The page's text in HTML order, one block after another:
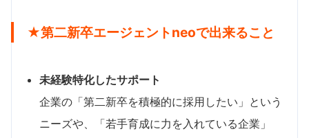
★第二新卒エージェントneoで出来ること
未経験特化したサポート
企業の「第二新卒を積極的に採用したい」という
ニーズや、「若手育成に力を入れている企業」